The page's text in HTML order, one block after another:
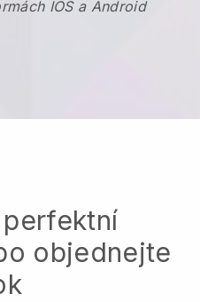
IOS a Android
objednejte